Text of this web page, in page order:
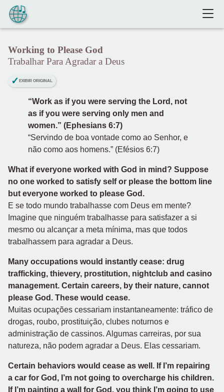
Pular para o conteúdo
Working to Please God
Trabalhar Para Agradar a Deus
EXIBIR ORIGINAL
“Work as if you were serving the Lord, not
as if you were serving only men and
women.” (Ephesians 6:7)
“Servindo de boa vontade como ao Senhor, e
não como aos homens.” (Efésios 6:7)
What if everyone worked with God in mind? Suppose
no one worked to satisfy self or please the bottom line
but everyone worked to please God.
E se todo mundo trabalhasse com Deus em mente?
Imagine que ninguém trabalhasse para satisfazer a si
mesmo ou alcançar a meta mínima, mas que todos
trabalhassem para agradar a Deus.
Many occupations would instantly cease: drug
trafficking, thievery, prostitution, nightclub and casino
management. Certain careers, by their nature, cannot
please God. These would cease.
Muitas ocupações cessariam instantaneamente: tráfico de
drogas, roubo, prostituição, clubes noturnos e
administração de cassinos. Algumas carreiras, por sua
natureza, não podem agradar a Deus. Elas cessariam.
Certain behaviors would cease as well. If I’m repairing
a car for God, I’m not going to overcharge his children.
If I’m painting a wall for God, you think I’m going to use